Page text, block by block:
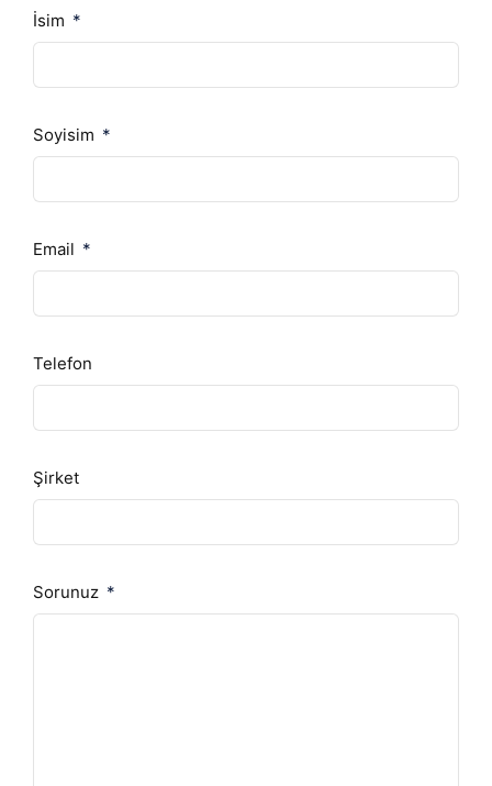
İsim
Soyisim
Email
Telefon
Şirket
Sorunuz